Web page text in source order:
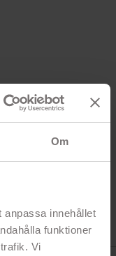
Om
anpassa innehållet
funktioner
Vi